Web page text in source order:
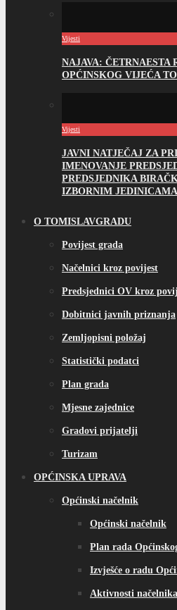
Vijesti
NAJAVA: ČETRNAESTA
OPĆINSKOG VIJEĆA
Vijesti
JAVNI NATJEČAJ ZA
IMENOVANJE
PREDSJEDNIKA
IZBORNIM
O TOMISLAVGRADU
Povijest grada
Načelnici kroz povijest
Predsjednici OV kroz
Dobitnici javnih priznanja
Zemljopisni položaj
Statistički podatci
Plan grada
Mjesne zajednice
Gradovi prijatelji
Turizam
OPĆINSKA UPRAVA
Općinski načelnik
Općinski načelnik
Plan rada
Izvješće o radu
Aktivnosti načelnika